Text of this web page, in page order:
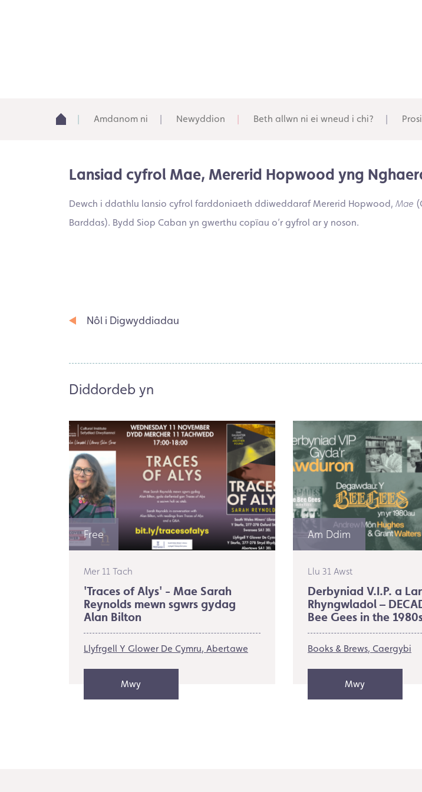
Amdanom ni Newyddion Beth allwn ni ei wneud i chi?
Lansiad cyfrol Mae, Mererid Hopwood yng
Dewch i ddathlu lansio cyfrol farddoniaeth ddiweddaraf Mererid Hopwood, Mae
Barddas). Bydd Siop Caban yn gwerthu copïau o’r gyfrol ar y noson.
Nôl i Digwyddiadau
Diddordeb yn
Free
Mer 11 Tach
'Traces of Alys' - Mae Sarah
Reynolds mewn sgwrs gydag
Alan Bilton
Llyfrgell Y Glower De Cymru Abertawe
Mwy
Am Ddim
Llu 31 Awst
Derbyniad V.I.P. a
Rhyngwladol –
Bee Gees in the
Books & Brews Caergybi
Mwy